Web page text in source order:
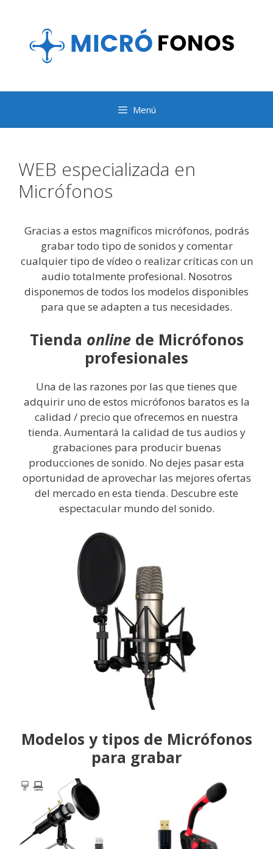
contenido
Menú
WEB especializada en
Micrófonos
Gracias a estos magníficos micrófonos, podrás
grabar todo tipo de sonidos y comentar
cualquier tipo de vídeo o realizar críticas con un
audio totalmente profesional. Nosotros
disponemos de todos los modelos disponibles
para que se adapten a tus necesidades.
Tienda onlinede Micrófonos
profesionales
Una de las razones por las que tienes que
adquirir uno de estos micrófonos baratos es la
calidad / precio que ofrecemos en nuestra
tienda. Aumentará la calidad de tus audios y
grabaciones para producir buenas
producciones de sonido. No dejes pasar esta
oportunidad de aprovechar las mejores ofertas
del mercado en esta tienda. Descubre este
espectacular mundo del sonido.
Modelos y tipos de Micrófonos
para grabar